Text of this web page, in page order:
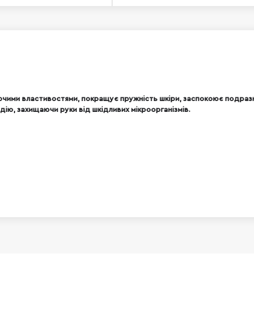
властивостями, покращує пружність шкіри, заспокоює
захищаючи руки від шкідливих мікроорганізмів.